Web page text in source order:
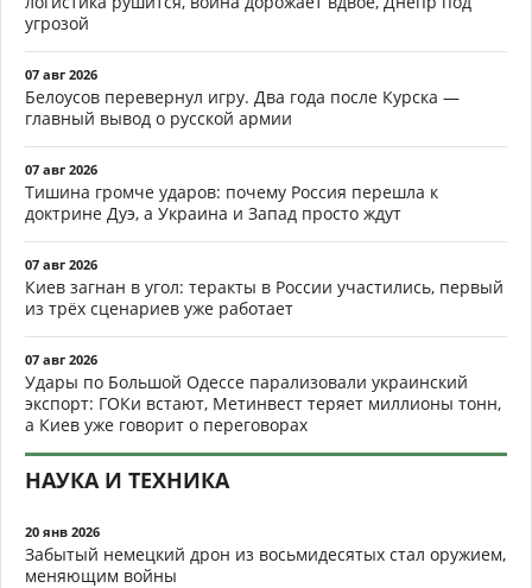
угрозой
07 авг 2026
Белоусов перевернул игру. Два года после Курска —
главный вывод о русской армии
07 авг 2026
Тишина громче ударов: почему Россия перешла к
доктрине Дуэ, а Украина и Запад просто ждут
07 авг 2026
Киев загнан в угол: теракты в России участились, первый
из трёх сценариев уже работает
07 авг 2026
Удары по Большой Одессе парализовали украинский
экспорт: ГОКи встают, Метинвест теряет миллионы тонн,
а Киев уже говорит о переговорах
НАУКА И ТЕХНИКА
20 янв 2026
Забытый немецкий дрон из восьмидесятых стал оружием,
меняющим войны